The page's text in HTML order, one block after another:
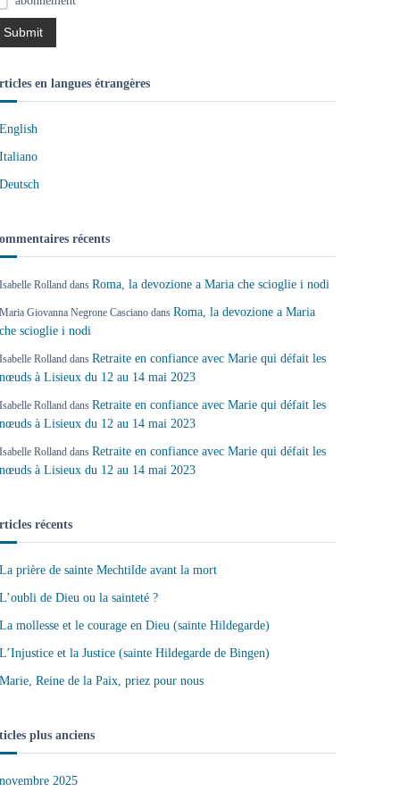
en langues étrangères
English
Italiano
Deutsch
récents
Isabelle Rolland dansRoma, la devozione a Maria che scioglie i nodi
Maria Giovanna Negrone Casciano dansRoma, la devozione a Maria
che scioglie i nodi
Isabelle Rolland dansRetraite en confiance avec Marie qui défait les
nœuds à Lisieux du 12 au 14 mai 2023
Isabelle Rolland dansRetraite en confiance avec Marie qui défait les
nœuds à Lisieux du 12 au 14 mai 2023
Isabelle Rolland dansRetraite en confiance avec Marie qui défait les
nœuds à Lisieux du 12 au 14 mai 2023
récents
La prière de sainte Mechtilde avant la mort
L’oubli de Dieu ou la sainteté ?
La mollesse et le courage en Dieu (sainte Hildegarde)
L’Injustice et la Justice (sainte Hildegarde de Bingen)
Marie, Reine de la Paix, priez pour nous
plus anciens
novembre 2025